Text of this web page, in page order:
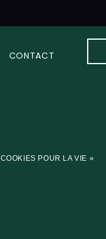
CONTACT
POUR LA VIE »